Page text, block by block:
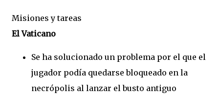
Misiones y tareas
El Vaticano
Se ha solucionado un problema por el que el
jugador podía quedarse bloqueado en la
necrópolis al lanzar el busto antiguo